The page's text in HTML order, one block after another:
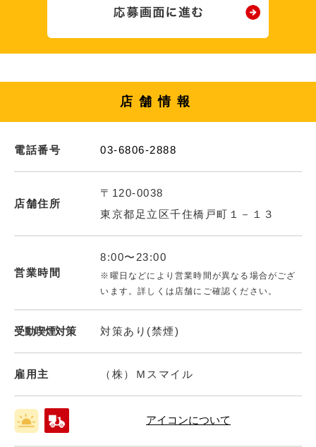
店舗情報
電話番号 03-6806-2888
店舗住所
〒120-0038
東京都足立区千住橋戸町１－１３
営業時間
8:00〜23:00
※曜日などにより営業時間が異なる場合がござ
います。詳しくは店舗にご確認ください。
受動喫煙対策 対策あり(禁煙)
雇用主 （株）Ｍスマイル
アイコンについて